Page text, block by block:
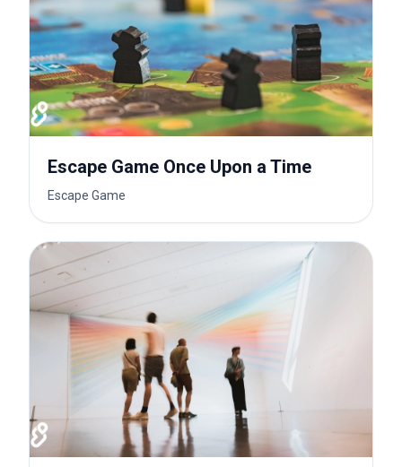
Escape Game Once Upon a Time
Escape Game